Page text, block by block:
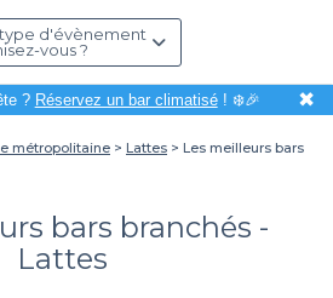
d'évènement
vous ?
? Réservez un bar climatisé! ❄️🎉 ✖
métropolitaine Lattes
Les meilleurs bars
bars branchés -
Lattes